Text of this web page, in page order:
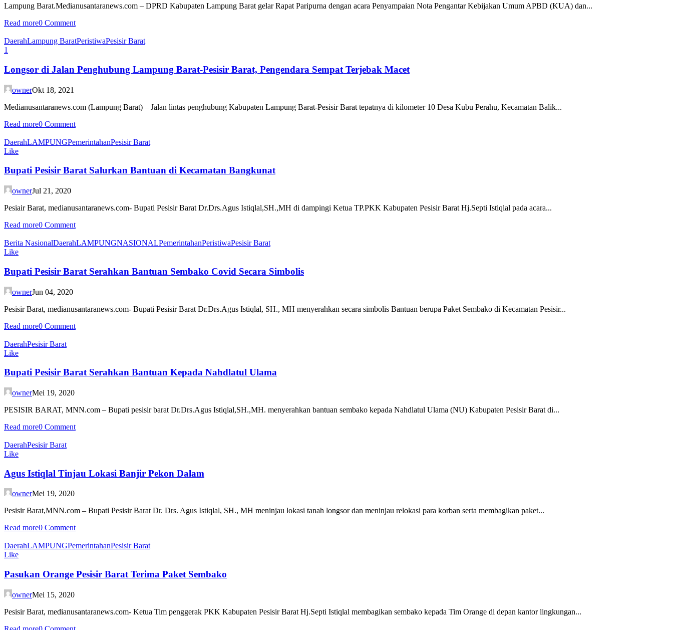
Lampung Barat.Medianusantaranews.com – DPRD Kabupaten Lampung Barat gelar Rapat Paripurna dengan acara Penyampaian Nota Pengantar Kebijakan Umum APBD (KUA) dan...
Read more0 Comment
DaerahLampung BaratPeristiwaPesisir Barat
1
Longsor di Jalan Penghubung Lampung Barat-Pesisir Barat, Pengendara Sempat Terjebak Macet
ownerOkt 18, 2021
Medianusantaranews.com (Lampung Barat) – Jalan lintas penghubung Kabupaten Lampung Barat-Pesisir Barat tepatnya di kilometer 10 Desa Kubu Perahu, Kecamatan Balik...
Read more0 Comment
DaerahLAMPUNGPemerintahanPesisir Barat
Like
Bupati Pesisir Barat Salurkan Bantuan di Kecamatan Bangkunat
ownerJul 21, 2020
Pesiair Barat, medianusantaranews.com- Bupati Pesisir Barat Dr.Drs.Agus Istiqlal,SH.,MH di dampingi Ketua TP.PKK Kabupaten Pesisir Barat Hj.Septi Istiqlal pada acara...
Read more0 Comment
Berita NasionalDaerahLAMPUNGNASIONALPemerintahanPeristiwaPesisir Barat
Like
Bupati Pesisir Barat Serahkan Bantuan Sembako Covid Secara Simbolis
ownerJun 04, 2020
Pesisir Barat, medianusantaranews.com- Bupati Pesisir Barat Dr.Drs.Agus Istiqlal, SH., MH menyerahkan secara simbolis Bantuan berupa Paket Sembako di Kecamatan Pesisir...
Read more0 Comment
DaerahPesisir Barat
Like
Bupati Pesisir Barat Serahkan Bantuan Kepada Nahdlatul Ulama
ownerMei 19, 2020
PESISIR BARAT, MNN.com – Bupati pesisir barat Dr.Drs.Agus Istiqlal,SH.,MH. menyerahkan bantuan sembako kepada Nahdlatul Ulama (NU) Kabupaten Pesisir Barat di...
Read more0 Comment
DaerahPesisir Barat
Like
Agus Istiqlal Tinjau Lokasi Banjir Pekon Dalam
ownerMei 19, 2020
Pesisir Barat,MNN.com – Bupati Pesisir Barat Dr. Drs. Agus Istiqlal, SH., MH meninjau lokasi tanah longsor dan meninjau relokasi para korban serta membagikan paket...
Read more0 Comment
DaerahLAMPUNGPemerintahanPesisir Barat
Like
Pasukan Orange Pesisir Barat Terima Paket Sembako
ownerMei 15, 2020
Pesisir Barat, medianusantaranews.com- Ketua Tim penggerak PKK Kabupaten Pesisir Barat Hj.Septi Istiqlal membagikan sembako kepada Tim Orange di depan kantor lingkungan...